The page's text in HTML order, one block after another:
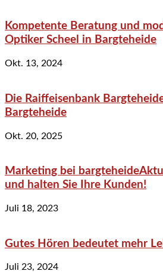
Kompetente Beratung und
Optiker Scheel in Bargteheide
Okt. 13, 2024
Die Raiffeisenbank
Bargteheide
Okt. 20, 2025
Marketing bei
und halten Sie Ihre Kunden!
Juli 18, 2023
Gutes Hören bedeutet mehr
Juli 23, 2024